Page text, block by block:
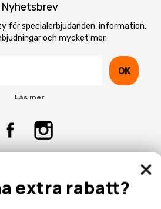
Nyhetsbrev
för specialerbjudanden, information,
och mycket mer.
OK
Läs mer
extra rabatt?